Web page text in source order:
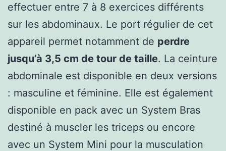
effectuer entre 7 à 8 exercices différents
sur les abdominaux. Le port régulier de cet
appareil permet notamment de perdre
jusqu’à 3,5 cm de tour de taille. La ceinture
abdominale est disponible en deux versions
: masculine et féminine. Elle est également
disponible en pack avec un System Bras
destiné à muscler les triceps ou encore
avec un System Mini pour la musculation